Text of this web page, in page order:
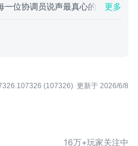
滑合成一键升阶，解锁高级武器
一位协调员说声最真心的谢谢
每一条评论，像攥着刚写完答
句吐槽被多次提起：「一局二
游戏的框架设计，把20 多分钟
钟。 我们反复死磕每一处细
感觉到变强，又不能数值失
随机的惊喜，又不能纯靠运气
更多
(107326) 更新于 2026/6/8
16万+玩家关注中